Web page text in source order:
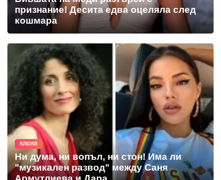
признание! Десита едва оцеляла след
кошмара
КЛЮКИ
Ни дума, ни вопъл, ни стон! Има ли
"музикален развод" между Саня